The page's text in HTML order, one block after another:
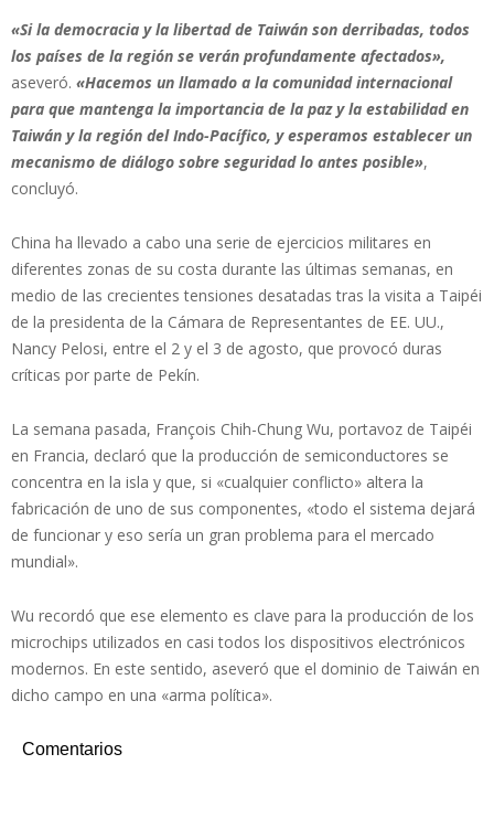
«Si la democracia y la libertad de Taiwán son derribadas, todos
los países de la región se verán profundamente afectados»,
aseveró. «Hacemos un llamado a la comunidad internacional
para que mantenga la importancia de la paz y la estabilidad en
Taiwán y la región del Indo-Pacífico, y esperamos establecer un
mecanismo de diálogo sobre seguridad lo antes posible»,
concluyó.
China ha llevado a cabo una serie de ejercicios militares en
diferentes zonas de su costa durante las últimas semanas, en
medio de las crecientes tensiones desatadas tras la visita a Taipéi
de la presidenta de la Cámara de Representantes de EE. UU.,
Nancy Pelosi, entre el 2 y el 3 de agosto, que provocó duras
críticas por parte de Pekín.
La semana pasada, François Chih-Chung Wu, portavoz de Taipéi
en Francia, declaró que la producción de semiconductores se
concentra en la isla y que, si «cualquier conflicto» altera la
fabricación de uno de sus componentes, «todo el sistema dejará
de funcionar y eso sería un gran problema para el mercado
mundial».
Wu recordó que ese elemento es clave para la producción de los
microchips utilizados en casi todos los dispositivos electrónicos
modernos. En este sentido, aseveró que el dominio de Taiwán en
dicho campo en una «arma política».
Comentarios